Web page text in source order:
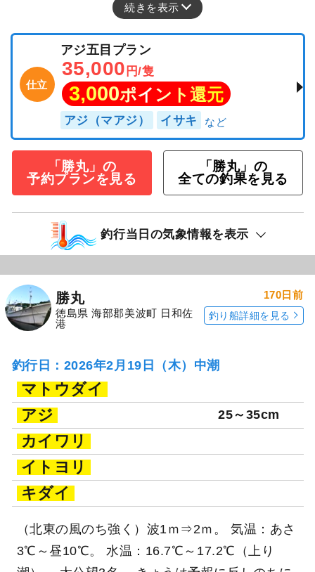
続きを表示
仕立
アジ五目プラン
35,000 円/隻
3,000ポイント還元
アジ（マアジ） イサキ
「勝丸」の
予約プランを見る
「勝丸」の
全ての釣果を見る
釣行当日の気象情報を表示
勝丸
徳島県 海部郡美波町 日和佐
港
170日前
釣り船詳細を見る
釣行日：2026年2月19日（木）中潮
マトウダイ
アジ
25～35cm
カイワリ
イトヨリ
キダイ
（北東の風のち強く）波1ｍ⇒2ｍ。 気温：あさ
3℃～昼10℃。 水温：16.7℃～17.2℃（上り